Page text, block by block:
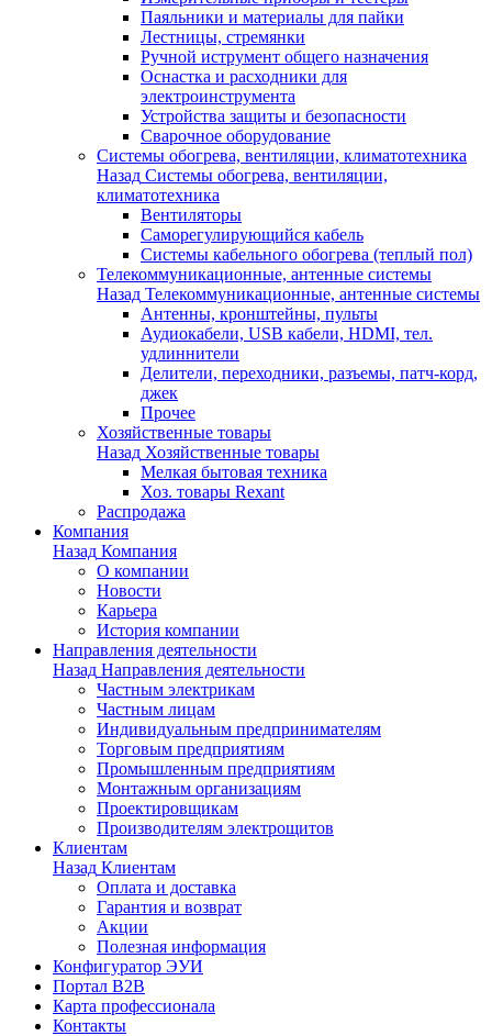
Паяльники и материалы для пайки
Лестницы, стремянки
Ручной иструмент общего назначения
Оснастка и расходники для
электроинструмента
Устройства защиты и безопасности
Сварочное оборудование
Системы обогрева, вентиляции, климатотехника
Назад Системы обогрева, вентиляции,
климатотехника
Вентиляторы
Саморегулирующийся кабель
Системы кабельного обогрева (теплый пол)
Телекоммуникационные, антенные системы
Назад Телекоммуникационные, антенные системы
Антенны, кронштейны, пульты
Аудиокабели, USB кабели, HDMI, тел.
удлиннители
Делители, переходники, разъемы, патч-корд,
джек
Прочее
Хозяйственные товары
Назад Хозяйственные товары
Мелкая бытовая техника
Хоз. товары Rexant
Распродажа
Компания
Назад Компания
О компании
Новости
Карьера
История компании
Направления деятельности
Назад Направления деятельности
Частным электрикам
Частным лицам
Индивидуальным предпринимателям
Торговым предприятиям
Промышленным предприятиям
Монтажным организациям
Проектировщикам
Производителям электрощитов
Клиентам
Назад Клиентам
Оплата и доставка
Гарантия и возврат
Акции
Полезная информация
Конфигуратор ЭУИ
Портал B2B
Карта профессионала
Контакты